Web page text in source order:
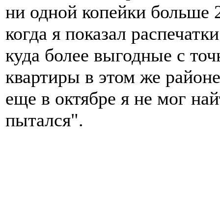
ни одной копейки больше
когда я показал
куда более выгодные с
квартиры в этом же
еще в октябре я не мог
пытался".